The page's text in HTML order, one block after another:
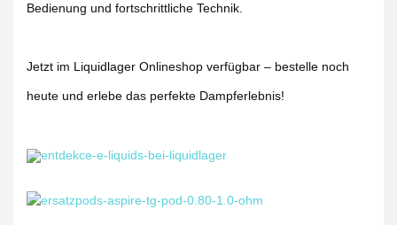
Bedienung und fortschrittliche Technik.
Jetzt im Liquidlager Onlineshop verfügbar – bestelle noch
heute und erlebe das perfekte Dampferlebnis!